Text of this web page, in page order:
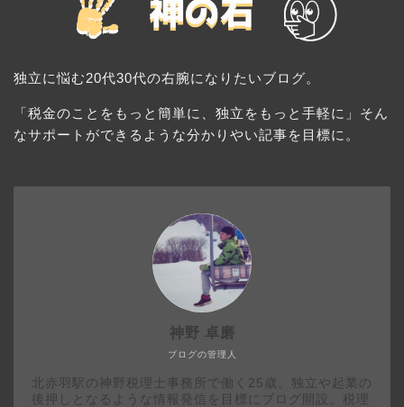
独立に悩む20代30代の右腕になりたいブログ。
「税金のことをもっと簡単に、独立をもっと手軽に」そん
なサポートができるような分かりやい記事を目標に。
ブログの管理人
神野 卓磨
北赤羽駅の神野税理士事務所で働く25歳。独立や起業の
後押しとなるような情報発信を目標にブログ開設。税理